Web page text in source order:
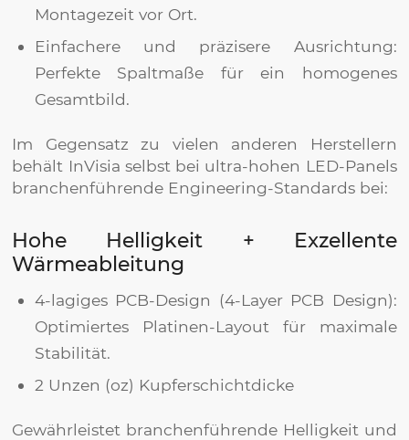
Montagezeit vor Ort.
Einfachere und präzisere Ausrichtung:
Perfekte Spaltmaße für ein homogenes
Gesamtbild.
Im Gegensatz zu vielen anderen Herstellern
behält InVisia selbst bei ultra-hohen LED-Panels
branchenführende Engineering-Standards bei:
Hohe Helligkeit + Exzellente
Wärmeableitung
4-lagiges PCB-Design (4-Layer PCB Design):
Optimiertes Platinen-Layout für maximale
Stabilität.
2 Unzen (oz) Kupferschichtdicke
Gewährleistet branchenführende Helligkeit und